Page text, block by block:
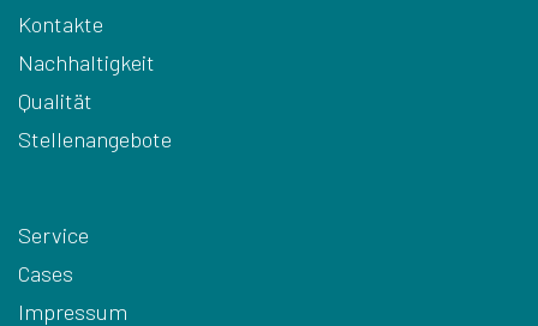
Kontakte
Nachhaltigkeit
Qualität
Stellenangebote
Service
Cases
Impressum